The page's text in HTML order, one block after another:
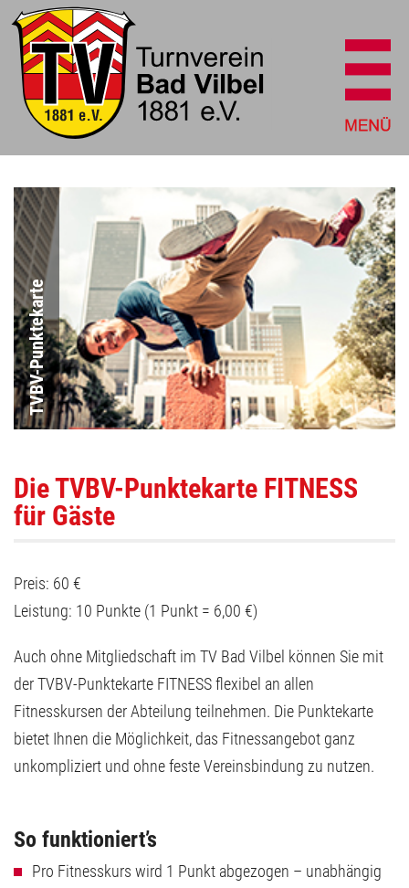
TVBV-Punktekarte
Die TVBV-Punktekarte FITNESS
für Gäste
Preis: 60 €
Leistung: 10 Punkte (1 Punkt = 6,00 €)
Auch ohne Mitgliedschaft im TV Bad Vilbel können Sie mit
der TVBV-Punktekarte FITNESS flexibel an allen
Fitnesskursen der Abteilung teilnehmen. Die Punktekarte
bietet Ihnen die Möglichkeit, das Fitnessangebot ganz
unkompliziert und ohne feste Vereinsbindung zu nutzen.
So funktioniert’s
Pro Fitnesskurs wird 1 Punkt abgezogen – unabhängig